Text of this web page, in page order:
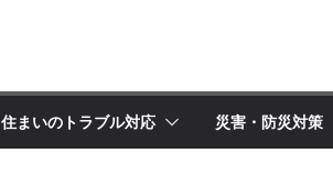
住まいのトラブル対応 災害・防災対策